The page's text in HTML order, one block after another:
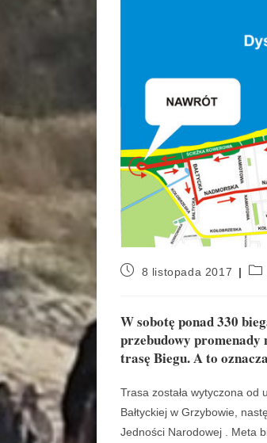
8 listopada 2017
W sobotę ponad 330
przebudowy promenady
trasę Biegu. A to
Trasa została wytyczona od
Bałtyckiej w Grzybowie,
Jedności Narodowej . Meta